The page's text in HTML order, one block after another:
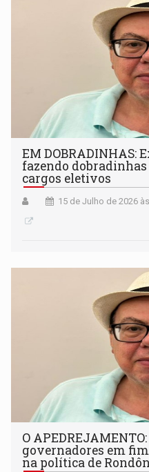
EM DOBRADINHAS:
fazendo dobradinhas
cargos eletivos
15 de Julho de 2026
O
governadores em
na política de